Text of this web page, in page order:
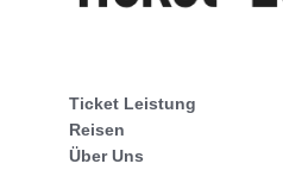
Ticket Leistung
Reisen
Über Uns